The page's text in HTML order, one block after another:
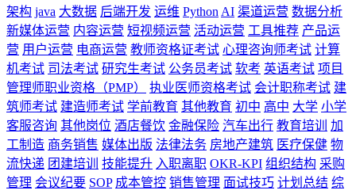
架构 java 大数据 后端开发 运维 Python AI 渠道运营 数据分析
新媒体运营 内容运营 短视频运营 活动运营 工具推荐 产品运
营 用户运营 电商运营 教师资格证考试 心理咨询师考试 计算
机考试 司法考试 研究生考试 公务员考试 软考 英语考试 项目
管理师职业资格（PMP）
执业医师资格考试 会计职称考试 建
筑师考试 建造师考试 学前教育 其他教育 初中 高中 大学 小学
客服咨询 其他岗位 酒店餐饮 金融保险 汽车出行 教育培训
加
工制造 商务销售 媒体出版 法律法务 房地产建筑 医疗保健 物
流快递 团建培训 技能提升 入职离职 OKR-KPI 组织结构 采购
管理 会议纪要 SOP 成本管控 销售管理 面试技巧 计划总结 综